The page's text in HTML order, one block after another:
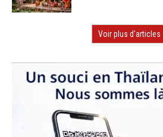
Voir plus d'articles